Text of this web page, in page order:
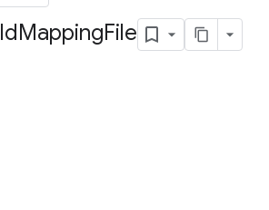
IdMappingFile